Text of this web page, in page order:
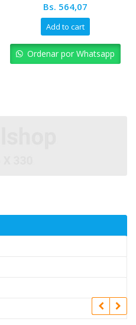
Bs. 564,07
Add to cart
Ordenar por Whatsapp